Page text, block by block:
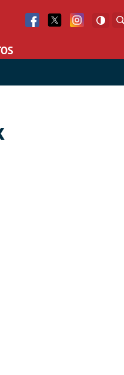
Facebook
Twitter Facebook